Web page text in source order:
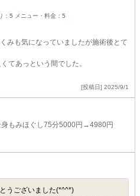
： 5 メニュー・料金： 5
みも気になっていましたが施術後とて
てあっという間でした。
[投稿日] 2025/9/1
もみほぐし75分5000円→4980円
うございました(*^^*)